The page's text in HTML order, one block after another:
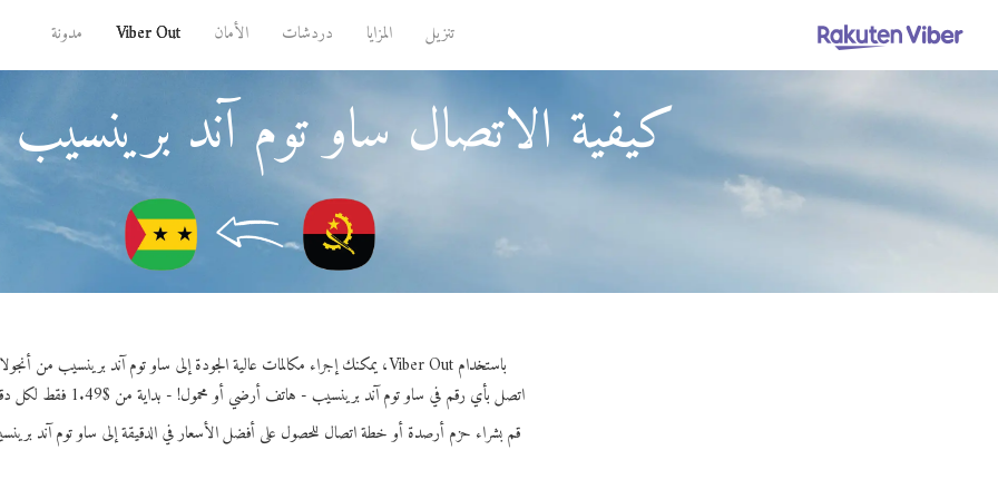
تنزيل المزايا دردشات الأمان Viber Out مدونة
كيفية الاتصال ساو توم آند
باستخدام Viber Out، يمكنك إجراء مكالمات عالية الجودة إلى ساو توم آند برينسيب من أنجولا.
اتصل بأي رقم في ساو توم آند برينسيب - هاتف أرضي أو محمول! - بداية من $1.49 فقط لكل دقيقة.
قم بشراء حزم أرصدة أو خطة اتصال للحصول على أفضل الأسعار في الدقيقة إلى ساو توم آند